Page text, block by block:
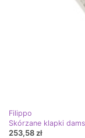
Filippo
253,58 zł